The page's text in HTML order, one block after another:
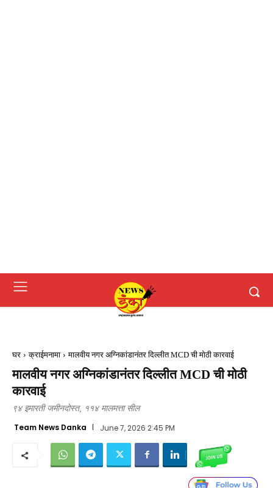
घर क्राईमनामा मालवीय नगर अग्निकांडानंतर दिल्लीत MCD ची मोठी कारवाई
मालवीय नगर अग्निकांडानंतर दिल्लीत MCD ची मोठी
कारवाई
९४ इमारती जमीनदोस्त, ११४ मालमत्ता सील
Team News Danka June 7, 2026 2:45 PM